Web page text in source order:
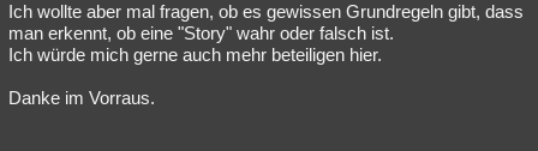
Besucht Teilgenommen Alle Neue Geschlossen
Ich wollte aber mal fragen, ob es gewissen Grundregeln gibt, dass
man erkennt, ob eine "Story" wahr oder falsch ist.
Ich würde mich gerne auch mehr beteiligen hier.
Danke im Vorraus.